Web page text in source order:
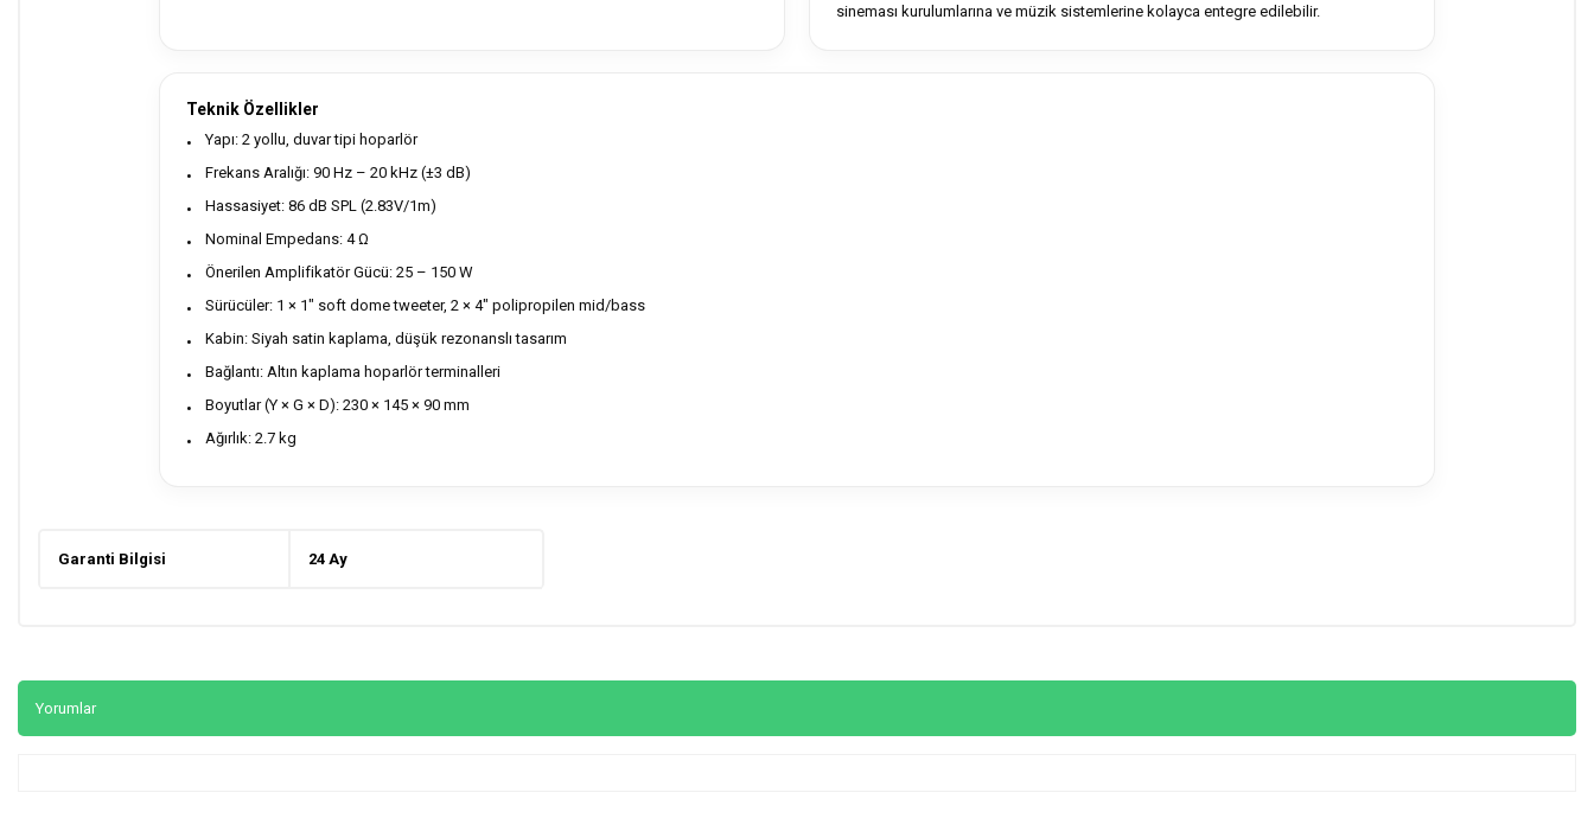
sineması kurulumlarına ve müzik sistemlerine kolayca entegre edilebilir.
Teknik Özellikler
Yapı: 2 yollu, duvar tipi hoparlör
Frekans Aralığı: 90 Hz – 20 kHz (±3 dB)
Hassasiyet: 86 dB SPL (2.83V/1m)
Nominal Empedans: 4 Ω
Önerilen Amplifikatör Gücü: 25 – 150 W
Sürücüler: 1 × 1" soft dome tweeter, 2 × 4" polipropilen mid/bass
Kabin: Siyah satin kaplama, düşük rezonanslı tasarım
Bağlantı: Altın kaplama hoparlör terminalleri
Boyutlar (Y × G × D): 230 × 145 × 90 mm
Ağırlık: 2.7 kg
Garanti Bilgisi 24 Ay
Yorumlar